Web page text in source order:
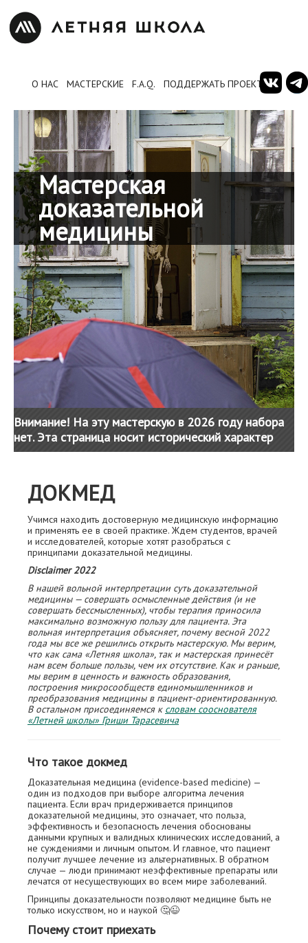
О НАС МАСТЕРСКИЕ F.A.Q. ПОДДЕРЖАТЬ ПРОЕКТ
Мастерская
доказательной
медицины
Внимание! На эту мастерскую в 2026 году набора
нет. Эта страница носит исторический характер
ДОКМЕД
Учимся находить достоверную медицинскую информацию
и применять ее в своей практике. Ждем студентов, врачей
и исследователей, которые хотят разобраться с
принципами доказательной медицины.
Disclaimer 2022
В нашей вольной интерпретации суть доказательной
медицины — совершать осмысленные действия (и не
совершать бессмысленных), чтобы терапия приносила
максимально возможную пользу для пациента. Эта
вольная интерпретация объясняет, почему весной 2022
года мы все же решились открыть мастерскую. Мы верим,
что как сама «Летняя школа», так и мастерская принесёт
нам всем больше пользы, чем их отсутствие. Как и раньше,
мы верим в ценность и важность образования,
построения микросообществ единомышленников и
преобразования медицины в пациент-ориентированную.
В остальном присоединяемся к словам сооснователя
«Летней школы» Гриши Тарасевича
Что такое докмед
Доказательная медицина (evidence-based medicine) —
один из подходов при выборе алгоритма лечения
пациента. Если врач придерживается принципов
доказательной медицины, это означает, что польза,
эффективность и безопасность лечения обоснованы
данными крупных и валидных клинических исследований, а
не суждениями и личным опытом. И главное, что пациент
получит лучшее лечение из альтернативных. В обратном
случае — люди принимают неэффективные препараты или
лечатся от несуществующих во всем мире заболеваний.
Принципы доказательности позволяют медицине быть не
только искусством, но и наукой 🤔😉
Почему стоит приехать